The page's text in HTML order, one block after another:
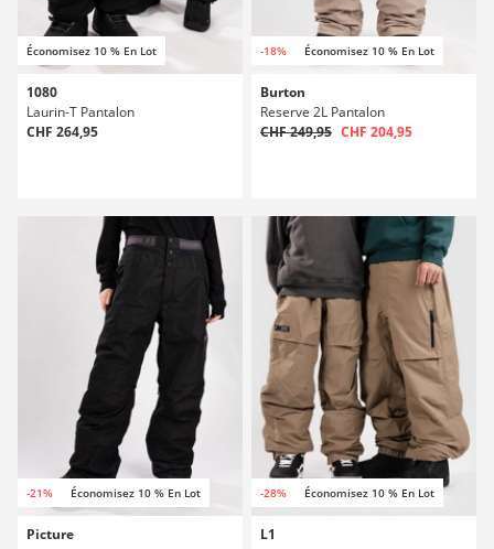
Économisez 10 % En Lot
1080
Laurin-T Pantalon
CHF 264,95
-18% Économisez 10 % En Lot
Burton
Reserve 2L Pantalon
CHF 249,95 CHF 204,95
-21% Économisez 10 % En Lot
Picture
-28% Économisez 10 % En Lot
L1